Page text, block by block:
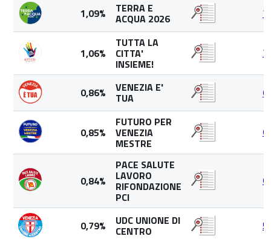
1,09% TERRA E
ACQUA 2026
1,06%
TUTTA LA
CITTA'
INSIEME!
0,86% VENEZIA E'
TUA
0,85%
FUTURO PER
VENEZIA
MESTRE
0,84%
PACE SALUTE
LAVORO
RIFONDAZIONE
PCI
0,79% UDC UNIONE DI
CENTRO